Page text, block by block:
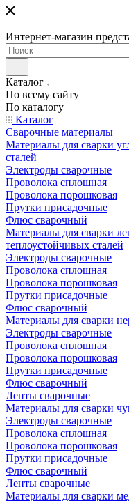
Интернет-магазин
Каталог
По всему сайту
По каталогу
Каталог
Сварочные материалы
Материалы для сварки
сталей
Электроды сварочные
Проволока сплошная
Проволока порошковая
Прутки присадочные
Флюс сварочный
Материалы для сварки
теплоустойчивых сталей
Электроды сварочные
Проволока сплошная
Проволока порошковая
Прутки присадочные
Флюс сварочный
Материалы для сварки
Электроды сварочные
Проволока сплошная
Проволока порошковая
Прутки присадочные
Флюс сварочный
Ленты сварочные
Материалы для сварки
Электроды сварочные
Проволока сплошная
Проволока порошковая
Прутки присадочные
Флюс сварочный
Ленты сварочные
Материалы для сварки